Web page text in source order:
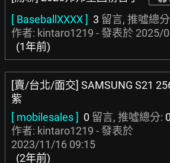
[ BaseballXXXX ] 3 留言, 推噓總
作者: kintaro1219 - 發表於 2025/
(1年前)
[賣/台北/面交] SAMSUNG S21
紫
[ mobilesales ] 0 留言, 推噓總分: 0
作者: kintaro1219 - 發表於
2023/11/16 09:15
(2年前)